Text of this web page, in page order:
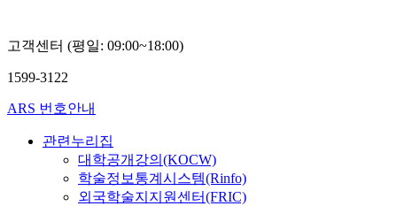
고객센터 (평일: 09:00~18:00)
1599-3122
ARS 번호안내
관련누리집
대학공개강의(KOCW)
학술정보통계시스템(Rinfo)
외국학술지지원센터(FRIC)